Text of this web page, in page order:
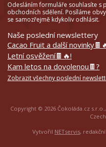
Odesláním formuláře souhlasíte s
obchodních sdělení. Posíláme
se samozřejmě kdykoliv odhlásit.
Naše poslední newslettery
Cacao Fruit a další
Letní osvěžení🍫🔥!
Kam letos na dovolenou🍫?
Zobrazit všechny poslední
Copyright © 2026 Čokoláda.cz
Vytvořil NETservis,